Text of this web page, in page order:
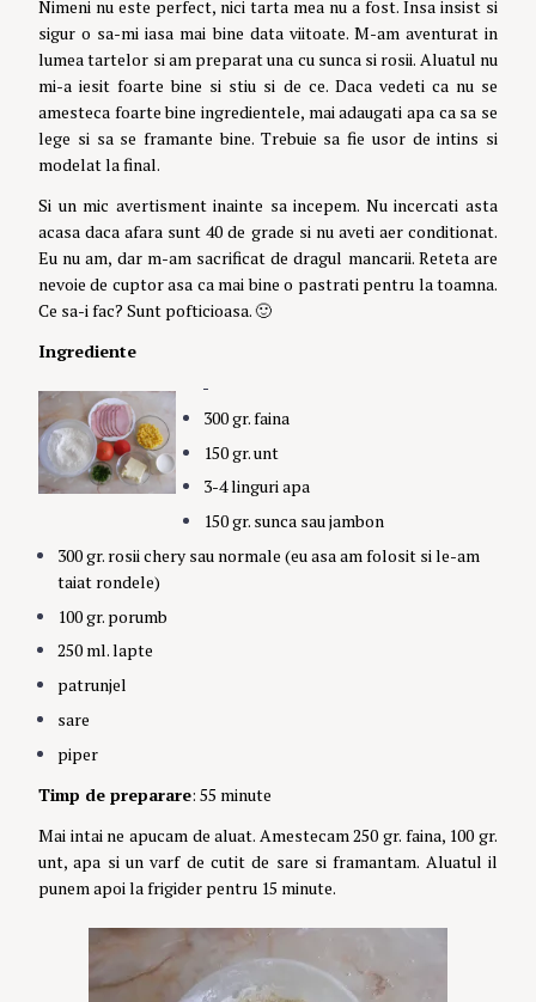
Nimeni nu este perfect, nici tarta mea nu a fost. Insa insist si
sigur o sa-mi iasa mai bine data viitoate. M-am aventurat in
lumea tartelor si am preparat una cu sunca si rosii. Aluatul nu
mi-a iesit foarte bine si stiu si de ce. Daca vedeti ca nu se
amesteca foarte bine ingredientele, mai adaugati apa ca sa se
lege si sa se framante bine. Trebuie sa fie usor de intins si
modelat la final.
Si un mic avertisment inainte sa incepem. Nu incercati asta
acasa daca afara sunt 40 de grade si nu aveti aer conditionat.
Eu nu am, dar m-am sacrificat de dragul mancarii. Reteta are
nevoie de cuptor asa ca mai bine o pastrati pentru la toamna.
Ce sa-i fac? Sunt pofticioasa. 🙂
Ingrediente
300 gr. faina
150 gr. unt
3-4 linguri apa
150 gr. sunca sau jambon
300 gr. rosii chery sau normale (eu asa am folosit si le-am
taiat rondele)
100 gr. porumb
250 ml. lapte
patrunjel
sare
piper
Timp de preparare: 55 minute
Mai intai ne apucam de aluat. Amestecam 250 gr. faina, 100 gr.
unt, apa si un varf de cutit de sare si framantam. Aluatul il
punem apoi la frigider pentru 15 minute.